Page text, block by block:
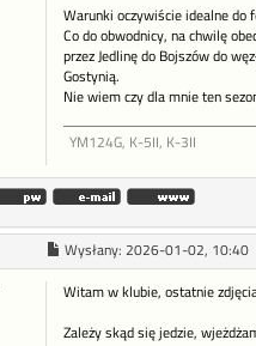
Warunki oczywiście idealne do
Co do obwodnicy, na chwilę
przez Jedlinę do Bojszów do
Gostynią.
Nie wiem czy dla mnie ten
YM124G, K-5II, K-3II
Wysłany: 2026-01-02, 10:40
Witam w klubie, ostatnie
Zależy skąd się jedzie,